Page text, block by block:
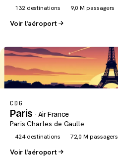
132 destinations 9,0 M passagers
Voir l'aéroport
CDG
Paris · Air France
Paris Charles de Gaulle
424 destinations 72,0 M passagers
Voir l'aéroport